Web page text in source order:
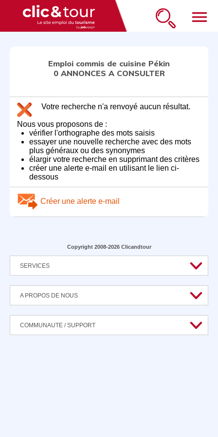
menu
Emploi commis de cuisine Pékin
0 ANNONCES A CONSULTER
Votre recherche n'a renvoyé aucun résultat.
Nous vous proposons de :
vérifier l'orthographe des mots saisis
essayer une nouvelle recherche avec des mots
plus généraux ou des synonymes
élargir votre recherche en supprimant des critères
créer une alerte e-mail en utilisant le lien ci-
dessous
Créer une alerte e-mail
Copyright 2008-2026 Clicandtour
SERVICES
A PROPOS DE NOUS
COMMUNAUTE / SUPPORT